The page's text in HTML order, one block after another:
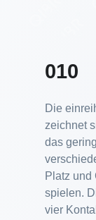
010
Die
zeichnet
das
Platz und
spielen.
vier